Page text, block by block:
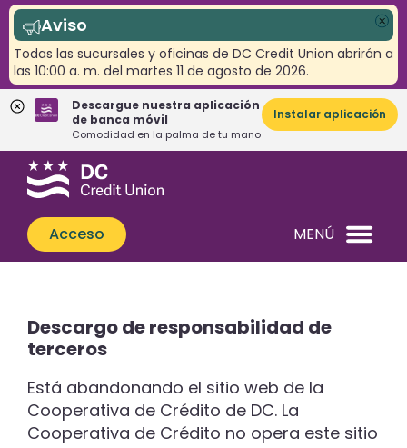
Aviso
Todas las sucursales y oficinas de DC Credit Union abrirán a
las 10:00 a. m. del martes 11 de agosto de 2026.
Descargue nuestra aplicación
de banca móvil
Comodidad en la palma de tu mano
Instalar aplicación
Saltar
Saltar
sesión
web
¿Qué
podemos
ayudarle
a
Acceso MENÚ
Descargo de responsabilidad de
terceros
Está abandonando el sitio web de la
Cooperativa de Crédito de DC. La
Cooperativa de Crédito no opera este sitio